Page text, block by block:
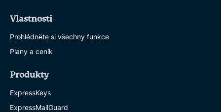
Vlastnosti
Prohlédněte si všechny funkce
Plány a ceník
Produkty
ExpressKeys
ExpressMailGuard